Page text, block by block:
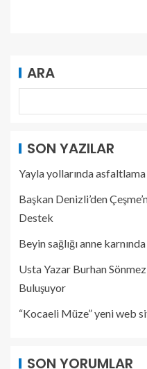
ARA
SON YAZILAR
Yayla yollarında asfaltlama
Başkan Denizli’den
Destek
Beyin sağlığı anne
Usta Yazar Burhan
Buluşuyor
“Kocaeli Müze” yeni web
SON YORUMLAR